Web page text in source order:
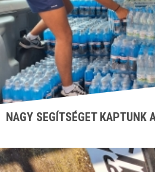
NAGY SEGÍTSÉGET KAPTUNK